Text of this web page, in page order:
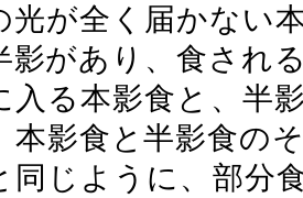
光が全く届かない
影があり、食され
入る本影食と、半
本影食と半影食の
同じように、部分